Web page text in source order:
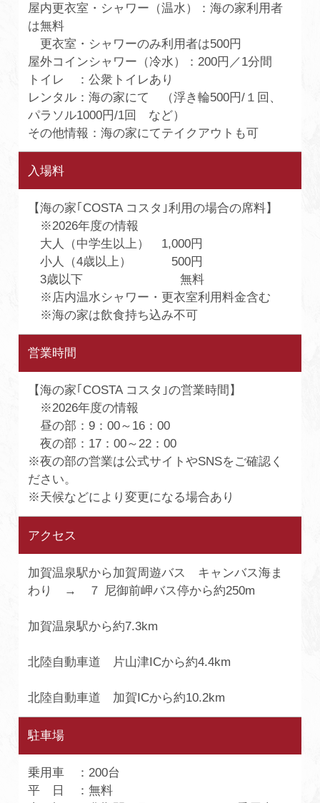
屋内更衣室・シャワー（温水）：海の家利用者
は無料
更衣室・シャワーのみ利用者は500円
屋外コインシャワー（冷水）：200円／1分間
トイレ ：公衆トイレあり
レンタル：海の家にて （浮き輪500円/１回、
パラソル1000円/1回 など）
その他情報：海の家にてテイクアウトも可
入場料
【海の家｢COSTA コスタ｣利用の場合の席料】
※2026年度の情報
大人（中学生以上） 1,000円
小人（4歳以上） 500円
3歳以下 無料
※店内温水シャワー・更衣室利用料金含む
※海の家は飲食持ち込み不可
営業時間
【海の家｢COSTA コスタ｣の営業時間】
※2026年度の情報
昼の部：9：00～16：00
夜の部：17：00～22：00
※夜の部の営業は公式サイトやSNSをご確認く
ださい。
※天候などにより変更になる場合あり
アクセス
加賀温泉駅から加賀周遊バス キャンバス海ま
わり → ７ 尼御前岬バス停から約250m
加賀温泉駅から約7.3km
北陸自動車道 片山津ICから約4.4km
北陸自動車道 加賀ICから約10.2km
駐車場
乗用車 ：200台
平 日 ：無料